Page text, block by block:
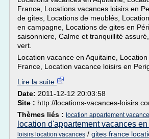
France, Locations vacances loisirs en
de gites, Locations de meublés,
en campagne, Locations de gites en
saisonniere, Calme et tranquillité
vert.
Location vacance en Aquitaine,
France, Location vacance loisirs en
Lire la suite
Date: 2011-12-12 20:03:58
Site : http://locations-vacances-
Thèmes liés : location appartement
location d'appartement vacances
loisirs location vacances / gites france